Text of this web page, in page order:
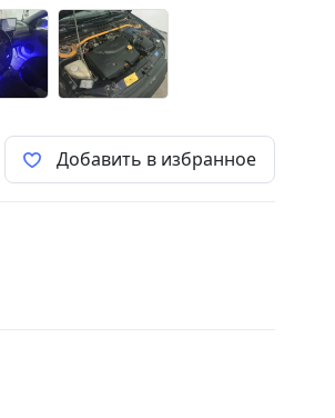
Добавить в избранное